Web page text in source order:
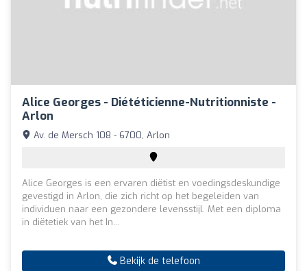
Alice Georges - Diététicienne-Nutritionniste -
Arlon
Av. de Mersch 108 - 6700, Arlon
Alice Georges is een ervaren diëtist en voedingsdeskundige
gevestigd in Arlon, die zich richt op het begeleiden van
individuen naar een gezondere levensstijl. Met een diploma
in diëtetiek van het In...
Bekijk de telefoon